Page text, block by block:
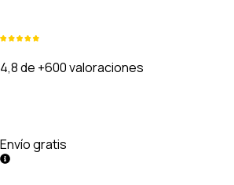
4,8 de +600 valoraciones
Envío gratis